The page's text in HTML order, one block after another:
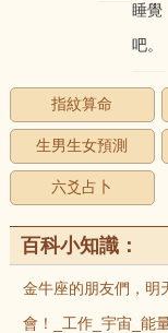
睡覺
吧。
指紋算命
生男生女預測
六爻占卜
百科小知識：
金牛座的朋友們，明
會！_工作_宇宙_能